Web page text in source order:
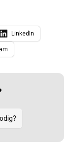
LinkedIn